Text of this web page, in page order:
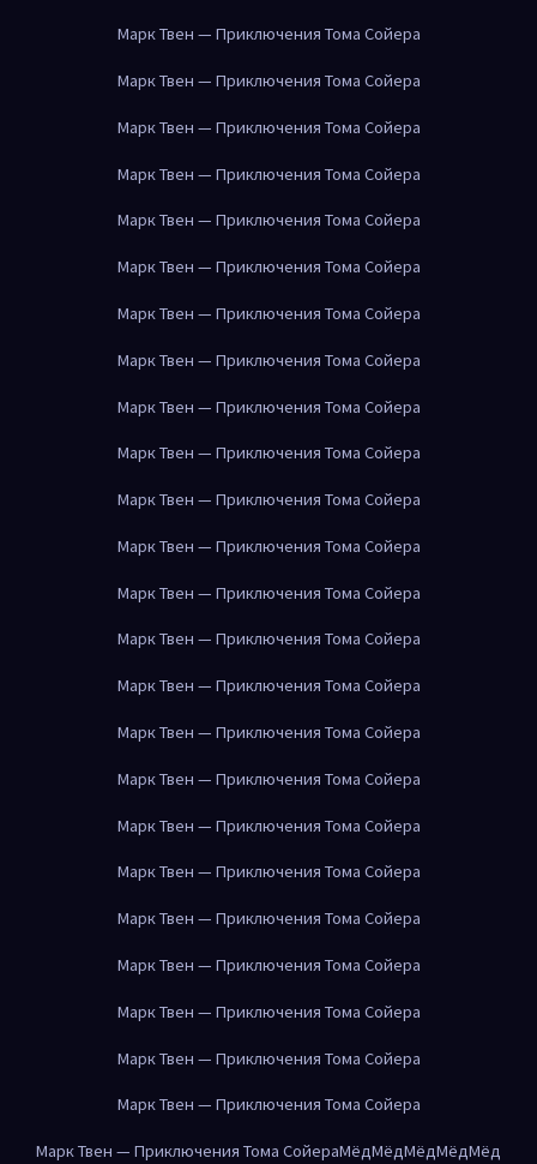
Марк Твен — Приключения Тома Сойера
Марк Твен — Приключения Тома Сойера
Марк Твен — Приключения Тома Сойера
Марк Твен — Приключения Тома Сойера
Марк Твен — Приключения Тома Сойера
Марк Твен — Приключения Тома Сойера
Марк Твен — Приключения Тома Сойера
Марк Твен — Приключения Тома Сойера
Марк Твен — Приключения Тома Сойера
Марк Твен — Приключения Тома Сойера
Марк Твен — Приключения Тома Сойера
Марк Твен — Приключения Тома Сойера
Марк Твен — Приключения Тома Сойера
Марк Твен — Приключения Тома Сойера
Марк Твен — Приключения Тома Сойера
Марк Твен — Приключения Тома Сойера
Марк Твен — Приключения Тома Сойера
Марк Твен — Приключения Тома Сойера
Марк Твен — Приключения Тома Сойера
Марк Твен — Приключения Тома Сойера
Марк Твен — Приключения Тома Сойера
Марк Твен — Приключения Тома Сойера
Марк Твен — Приключения Тома Сойера
Марк Твен — Приключения Тома Сойера
Марк Твен — Приключения Тома СойераМёдМёдМёдМёдМёд